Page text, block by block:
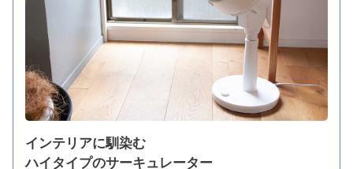
インテリアに馴染む
ハイタイプのサーキュレーター